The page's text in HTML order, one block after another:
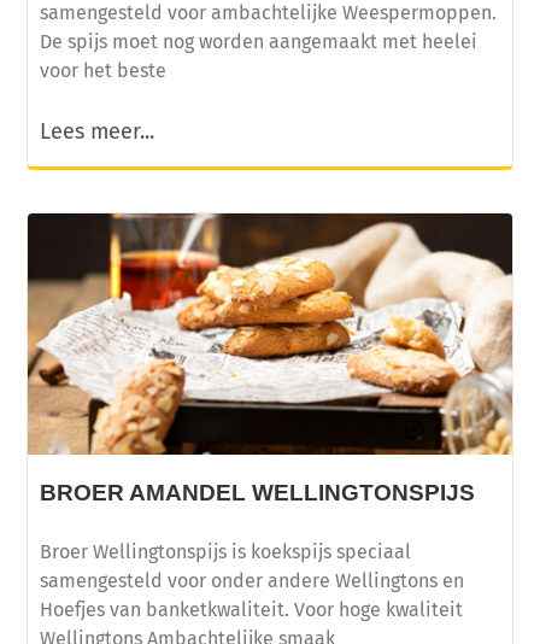
samengesteld voor ambachtelijke Weespermoppen.
De spijs moet nog worden aangemaakt met heelei
voor het beste
Lees meer...
BROER AMANDEL WELLINGTONSPIJS
Broer Wellingtonspijs is koekspijs speciaal
samengesteld voor onder andere Wellingtons en
Hoefjes van banketkwaliteit. Voor hoge kwaliteit
Wellingtons Ambachtelijke smaak